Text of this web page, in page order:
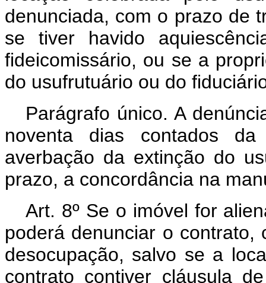
denunciada, com o prazo de
se tiver havido
fideicomissário, ou se a
do usufrutuário ou do
Parágrafo único. A
noventa dias contados
averbação da extinção do
prazo, a concordância na
Art. 8º Se o imóvel for
poderá denunciar o
desocupação, salvo se a
contrato contiver cláusula